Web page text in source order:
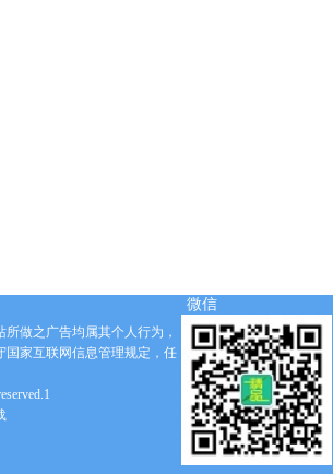
做之广告均属其个人行为，
国家互联网信息管理规定，任
微信